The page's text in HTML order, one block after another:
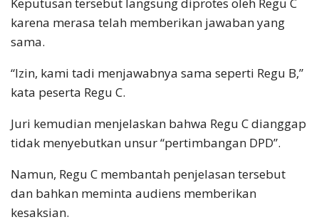
Keputusan tersebut langsung diprotes oleh Regu C
karena merasa telah memberikan jawaban yang
sama.
“Izin, kami tadi menjawabnya sama seperti Regu B,”
kata peserta Regu C.
Juri kemudian menjelaskan bahwa Regu C dianggap
tidak menyebutkan unsur “pertimbangan DPD”.
Namun, Regu C membantah penjelasan tersebut
dan bahkan meminta audiens memberikan
kesaksian.